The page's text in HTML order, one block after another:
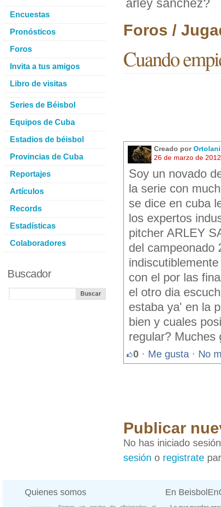
arley sanchez?
Foros /
Cuando
Creado por
26 de marzo de
Soy un novado
la serie con
se dice en cuba
los expertos
pitcher ARLEY
del campeonado
con el por las
el otro dia
estaba ya' en la
bien y cuales
regular? Muches
0 · Me gusta · No
Publicar
No has iniciado
sesión o registrate
Encuestas
Pronósticos
Foros
Invita a tus amigos
Libro de visitas
Series de Béisbol
Equipos de Cuba
Estadios de béisbol
Provincias de Cuba
Reportajes
Artículos
Records
Estadísticas
Colaboradores
Buscador
Quienes somos En